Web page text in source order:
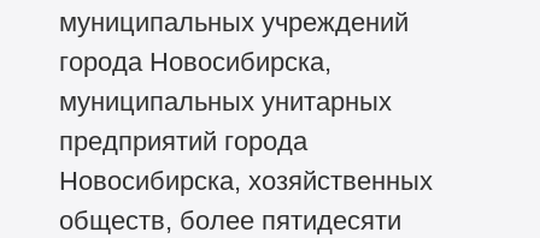
муниципальных учреждений
города Новосибирска,
муниципальных унитарных
предприятий города
Новосибирска, хозяйственных
обществ, более пятидесяти